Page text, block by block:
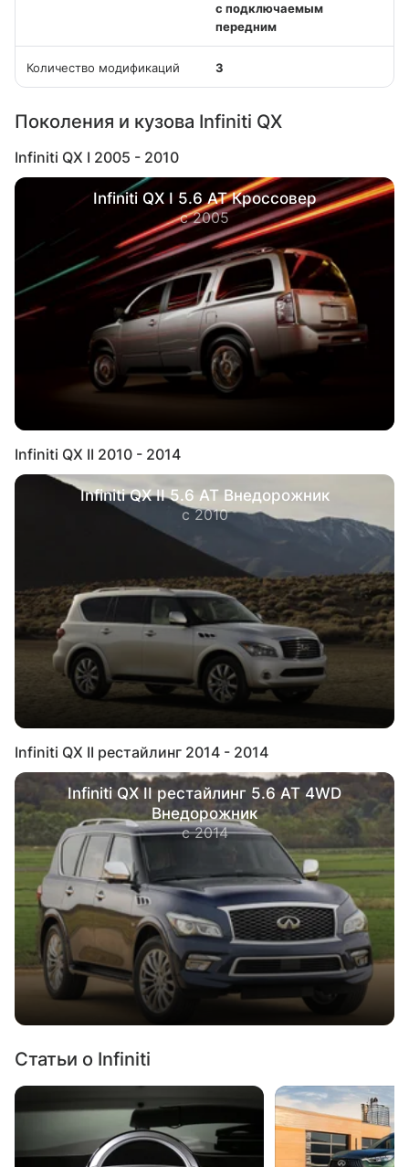
с подключаемым
передним
Количество модификаций 3
Поколения и кузова Infiniti QX
Infiniti QX I 2005 - 2010
Infiniti QX I 5.6 AT Кроссовер
с 2005
Infiniti QX II 2010 - 2014
Infiniti QX II 5.6 AT Внедорожник
с 2010
Infiniti QX II рестайлинг 2014 - 2014
Infiniti QX II рестайлинг 5.6 AT 4WD
Внедорожник
с 2014
Статьи о Infiniti